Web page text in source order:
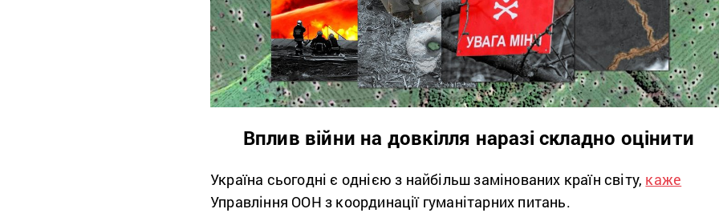
Вплив війни на довкілля наразі складно оцінити
Україна сьогодні є однією з найбільш замінованих країн світу, каже
Управління ООН з координації гуманітарних питань.